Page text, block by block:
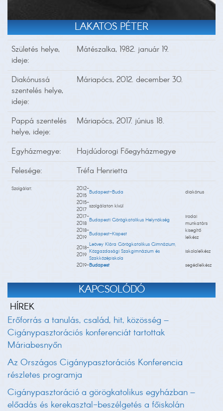
LAKATOS PÉTER
Születés helye,
ideje:
Mátészalka, 1982. január 19.
Diakónussá
szentelés helye,
ideje:
Máriapócs, 2012. december 30.
Pappá szentelés
helye, ideje:
Máriapócs, 2017. június 18.
Egyházmegye:
Hajdúdorogi Főegyházmegye
Felesége:
Tréfa Henrietta
Szolgálat:
2012-
2015 Budapest-Buda
diakónus
2015-
2017 szolgálaton kívül
2017-
2018 Budapesti Görögkatolikus Helynökség
irodai
munkatárs
2018-
2019 Budapest-Kispest
kisegítő
lelkész
2018-
2019
Leövey Klára Görögkatolikus Gimnázium,
Közgazdasági Szakgimnázium és
Szakközépiskola
iskolalelkész
2019-Budapest segédlelkész
KAPCSOLÓDÓ
HÍREK
Erőforrás a tanulás, család, hit, közösség –
Cigánypasztorációs konferenciát tartottak
Máriabesnyőn
Az Országos Cigánypasztorációs Konferencia
részletes programja
Cigánypasztoráció a görögkatolikus egyházban –
előadás és kerekasztal-beszélgetés a főiskolán